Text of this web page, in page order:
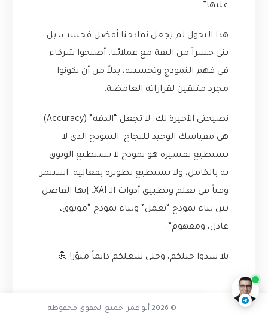
عليها”.
هذا التحول لم يجعل نماذجنا أفضل فحسب، بل
بنى جسراً من الثقة مع عملائنا. أصبحوا شركاء
في فهم النموذج وتحسينه، بدلاً من أن يكونوا
مجرد متلقين لقراراته الغامضة.
نصيحتي الأخيرة لك: لا تجعل “الدقة” (Accuracy)
هي مقياسك الوحيد للنجاح. النموذج الذي لا
تستطيع تفسيره هو نموذج لا تستطيع الوثوق
به بالكامل، ولا تستطيع تطويره بفعالية. استثمر
وقتاً في تعلم وتطبيق أدوات الـ XAI. إنها الفاصل
بين بناء نموذج “يعمل” وبناء نموذج “موثوق،
عادل، ومفهوم”.
يلا شدوا حيلكم، وخلي شغلكم دايماً منوّر! 💪
تفاعل مع الذكاء الاصطناعي
ناقشنا على تليجرام @AbuOmarTech_bot
© 2026 أبو عمر. جميع الحقوق محفوظة.